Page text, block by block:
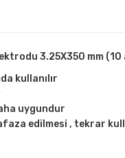
3.25X350 mm
kullanılır
uygundur
edilmesi , tekrar